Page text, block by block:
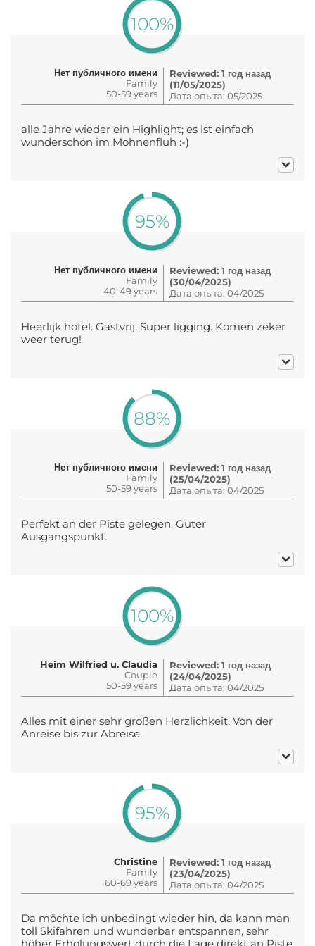
100%
Нет публичного имени
Family
50-59 years
Reviewed: 1 год назад
(11/05/2025)
Дата опыта: 05/2025
alle Jahre wieder ein Highlight; es ist einfach
wunderschön im Mohnenfluh :-)
95%
Нет публичного имени
Family
40-49 years
Reviewed: 1 год назад
(30/04/2025)
Дата опыта: 04/2025
Heerlijk hotel. Gastvrij. Super ligging. Komen zeker
weer terug!
88%
Нет публичного имени
Family
50-59 years
Reviewed: 1 год назад
(25/04/2025)
Дата опыта: 04/2025
Perfekt an der Piste gelegen. Guter
Ausgangspunkt.
100%
Heim Wilfried u. Claudia
Couple
50-59 years
Reviewed: 1 год назад
(24/04/2025)
Дата опыта: 04/2025
Alles mit einer sehr großen Herzlichkeit. Von der
Anreise bis zur Abreise.
95%
Christine
Family
60-69 years
Reviewed: 1 год назад
(23/04/2025)
Дата опыта: 04/2025
Da möchte ich unbedingt wieder hin, da kann man
toll Skifahren und wunderbar entspannen, sehr